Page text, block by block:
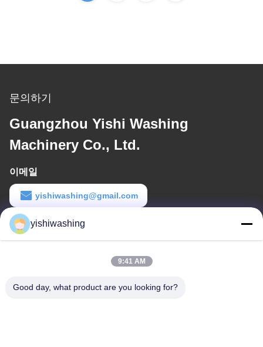
문의하기
Guangzhou Yishi Washing
Machinery Co., Ltd.
이메일
yishiwashing@gmail.com
일 시간
9:00-18:00
본사 주소
yishiwashing
9:41 AM
Good day, what product are you looking for?